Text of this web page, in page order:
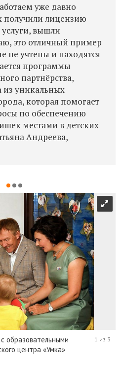
уже давно
лицензию
услуги, вышли
это отличный пример
не учтены и находятся
программы
партнёрства,
из уникальных
которая помогает
по обеспечению
местами в детских
Андреева,
образовательными
центра «Умка»
1 из 3